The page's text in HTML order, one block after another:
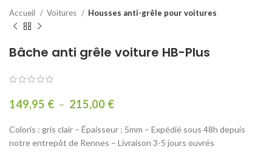
Accueil Voitures Housses anti-grêle pour voitures
Bâche anti grêle voiture HB-Plus
149,95 € – 215,00 €
Coloris : gris clair – Épaisseur : 5mm – Expédié sous 48h depuis
notre entrepôt de Rennes – Livraison 3-5 jours ouvrés